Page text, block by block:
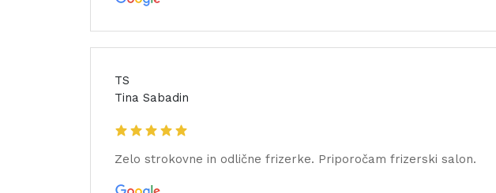
TS
Tina Sabadin
Zelo strokovne in odlične frizerke. Priporočam frizerski salon.